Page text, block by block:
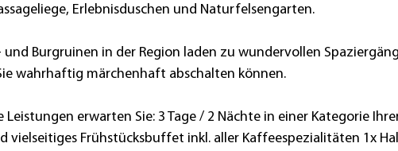
Erlebnisduschen und Naturfelsengarten.
und Burgruinen in der Region laden zu wundervollen
wahrhaftig märchenhaft abschalten können.
erwarten Sie: 3 Tage / 2 Nächte in einer Kategorie
vielseitiges Frühstücksbuffet inkl. aller Kaffeespezialitäten 1x